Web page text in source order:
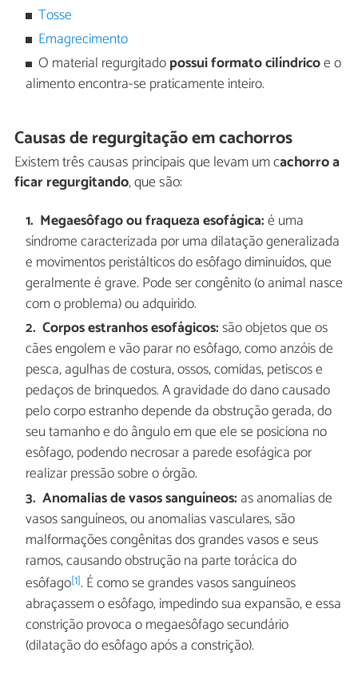
Tosse
Emagrecimento
O material regurgitadopossui formato cilíndricoe o
alimento encontra-se praticamente inteiro.
Causas de regurgitação em cachorros
Existem três causas principais que levam um cachorro a
ficar regurgitando, que são:
Megaesôfago ou fraqueza esofágica:é uma
síndrome caracterizada por uma dilatação generalizada
e movimentos peristálticos do esôfago diminuídos, que
geralmente é grave. Pode ser congênito (o animal nasce
com o problema) ou adquirido.
Corpos estranhos esofágicos:são objetos que os
cães engolem e vão parar no esôfago, como anzóis de
pesca, agulhas de costura, ossos, comidas, petiscos e
pedaços de brinquedos. A gravidade do dano causado
pelo corpo estranho depende da obstrução gerada, do
seu tamanho e do ângulo em que ele se posiciona no
esôfago, podendo necrosar a parede esofágica por
realizar pressão sobre o órgão.
Anomalias de vasos sanguíneos: as anomalias de
vasos sanguíneos, ou anomalias vasculares, são
malformações congênitas dos grandes vasos e seus
ramos, causando obstrução na parte torácica do
esôfago[1]. É como se grandes vasos sanguíneos
abraçassem o esôfago, impedindo sua expansão, e essa
constrição provoca o megaesôfago secundário
(dilatação do esôfago após a constrição).